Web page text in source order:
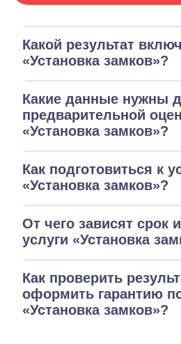
Какой результат
«Установка замков»?
Какие данные нужны
предварительной
«Установка замков»?
Как подготовиться к
«Установка замков»?
От чего зависят срок
услуги «Установка
Как проверить
оформить гарантию
«Установка замков»?